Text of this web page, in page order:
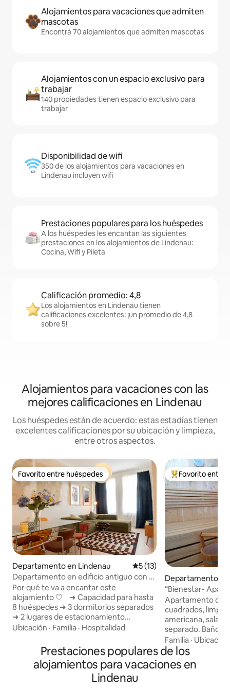
Alojamientos para vacaciones que admiten
mascotas
Encontrá 70 alojamientos que admiten mascotas
Alojamientos con un espacio exclusivo para
trabajar
140 propiedades tienen espacio exclusivo para
trabajar
Disponibilidad de wifi
350 de los alojamientos para vacaciones en
Lindenau incluyen wifi
Prestaciones populares para los huéspedes
A los huéspedes les encantan las siguientes
prestaciones en los alojamientos de Lindenau:
Cocina, Wifi y Pileta
Calificación promedio: 4,8
Los alojamientos en Lindenau tienen
calificaciones excelentes: ¡un promedio de 4,8
sobre 5!
Alojamientos para vacaciones con las
mejores calificaciones en Lindenau
Los huéspedes están de acuerdo: estas estadías tienen
excelentes calificaciones por su ubicación y limpieza,
entre otros aspectos.
Favorito entre huéspedes
Favorito entre huéspedes
Departamento en Lindenau Calificación promedio: 5 de
5 (13)
Departamento en edificio antiguo con 2
lugares de estacionamiento en Leipziger
Westen
Por qué te va a encantar este
alojamiento 🤍 ➜ Capacidad para hasta
8 huéspedes ➜ 3 dormitorios separados
➜ 2 lugares de estacionamiento
gratuitos directamente en el patio
popular Leipziger Westen ➜ Numerosos
cafés, restaurantes, bares y tiendas a
poca distancia a pie ➜ Amplio living ➜
Cocina totalmente equipada ➜ Smart
TV, consola de videojuegos, rocola y wifi
Ubicación · Familia · Hospitalidad
Favorito entre
Favorito entre
Departamento
residencial en
“Bienestar-
Apartamento de
cuadrados, limpio
americana, sala
separado. Baño
con ducha,
para 2 personas
relajarse después
temporada de
Familia · Ubicación
Prestaciones populares de los
alojamientos para vacaciones en
Lindenau